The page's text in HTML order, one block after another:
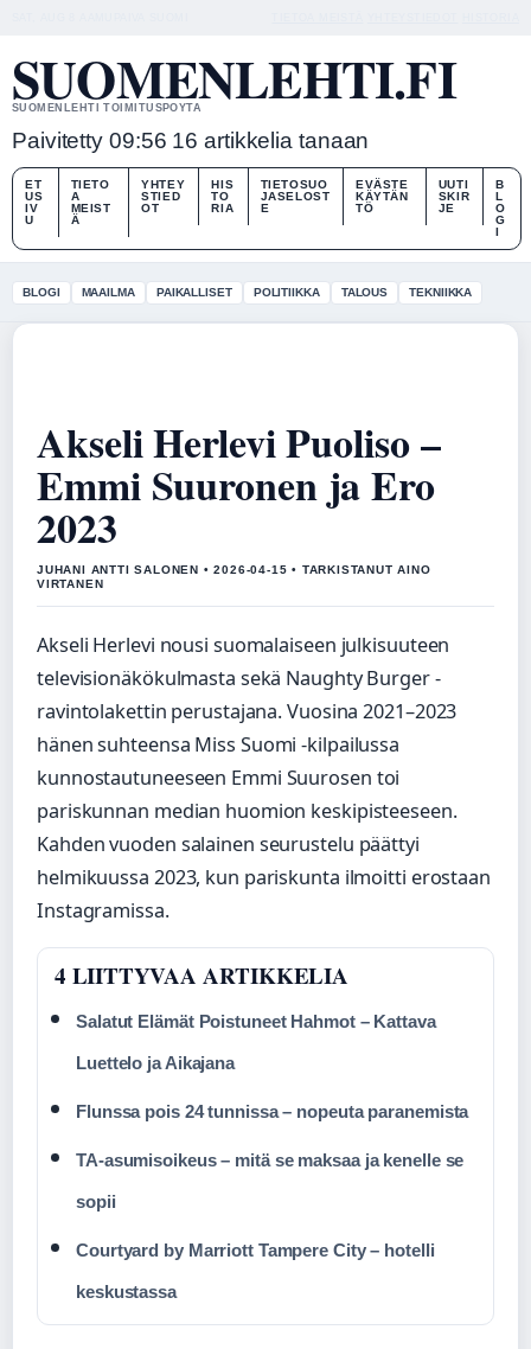
SUOMENLEHTI.FI
SUOMENLEHTI TOIMITUSPOYTA
Paivitetty 09:56 16 artikkelia tanaan
ET
US
IV
U
TIETO
A
MEIST
Ä
YHTEY
STIED
OT
HIS
TO
RIA
TIETOSUO
JASELOST
E
EVÄSTE
KÄYTÄN
TÖ
UUTI
SKIR
JE
B
L
O
G
I
BLOGI MAAILMA PAIKALLISET POLITIIKKA TALOUS TEKNIIKKA
Akseli Herlevi Puoliso –
Emmi Suuronen ja Ero
2023
JUHANI ANTTI SALONEN • 2026-04-15 • TARKISTANUT AINO
VIRTANEN
Akseli Herlevi nousi suomalaiseen julkisuuteen
televisionäkökulmasta sekä Naughty Burger -
ravintolakettin perustajana. Vuosina 2021–2023
hänen suhteensa Miss Suomi -kilpailussa
kunnostautuneeseen Emmi Suurosen toi
pariskunnan median huomion keskipisteeseen.
Kahden vuoden salainen seurustelu päättyi
helmikuussa 2023, kun pariskunta ilmoitti erostaan
Instagramissa.
4 LIITTYVAA ARTIKKELIA
Salatut Elämät Poistuneet Hahmot – Kattava
Luettelo ja Aikajana
Flunssa pois 24 tunnissa – nopeuta paranemista
TA-asumisoikeus – mitä se maksaa ja kenelle se
sopii
Courtyard by Marriott Tampere City – hotelli
keskustassa